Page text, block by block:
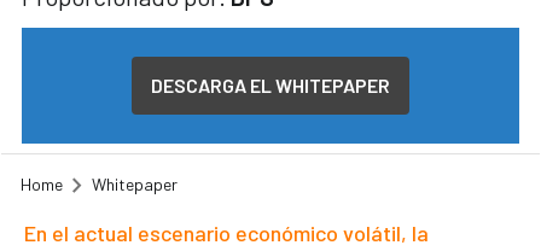
DESCARGA EL WHITEPAPER
Home Whitepaper
En el actual escenario económico volátil, la